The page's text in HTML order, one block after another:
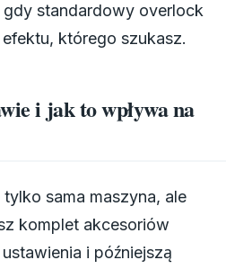
standardowy overlock
którego szukasz.
i jak to wpływa na
sama maszyna, ale
komplet akcesoriów
i późniejszą